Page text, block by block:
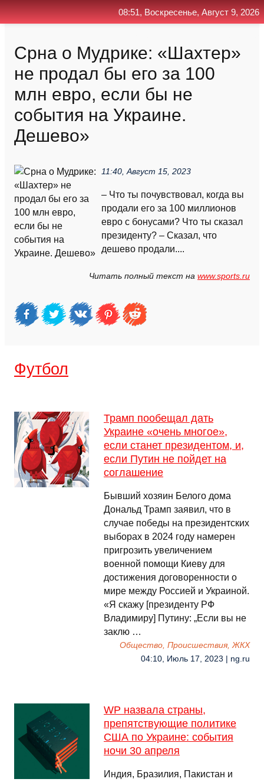
Срна о Мудрике: «Шахтер»
не продал бы его за 100
млн евро, если бы не
события на Украине.
Дешево»
11:40, Август 15, 2023
– Что ты почувствовал, когда вы
продали его за 100 миллионов
евро с бонусами? Что ты сказал
президенту? – Сказал, что
дешево продали....
Читать полный текст на www.sports.ru
Футбол
Трамп пообещал дать
Украине «очень многое»,
если станет президентом, и,
если Путин не пойдет на
соглашение
Бывший хозяин Белого дома
Дональд Трамп заявил, что в
случае победы на президентских
выборах в 2024 году намерен
пригрозить увеличением
военной помощи Киеву для
достижения договоренности о
мире между Россией и Украиной.
«Я скажу [президенту РФ
Владимиру] Путину: „Если вы не
заклю …
Общество, Происшествия, ЖКХ
04:10, Июль 17, 2023 | ng.ru
WP назвала страны,
препятствующие политике
США по Украине: события
ночи 30 апреля
Индия, Бразилия, Пакистан и
08:51, Воскресенье, Август 9, 2026